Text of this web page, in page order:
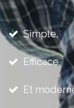
Simple,
Efficace,
Et